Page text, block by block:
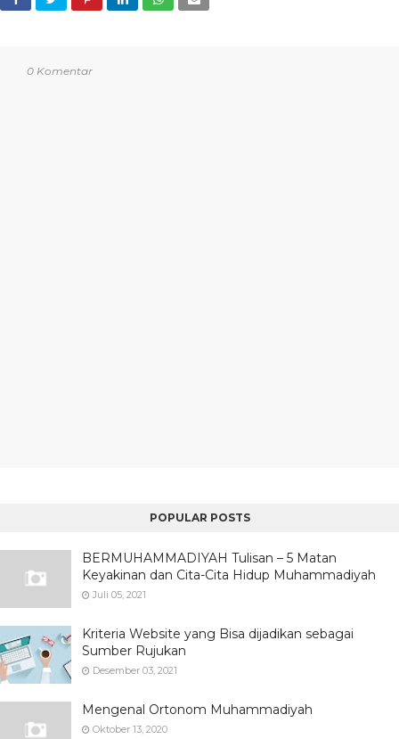
0 Komentar
POPULAR POSTS
BERMUHAMMADIYAH Tulisan – 5 Matan
Keyakinan dan Cita-Cita Hidup Muhammadiyah
Juli 05, 2021
Kriteria Website yang Bisa dijadikan sebagai
Sumber Rujukan
Desember 03, 2021
Mengenal Ortonom Muhammadiyah
Oktober 13, 2020